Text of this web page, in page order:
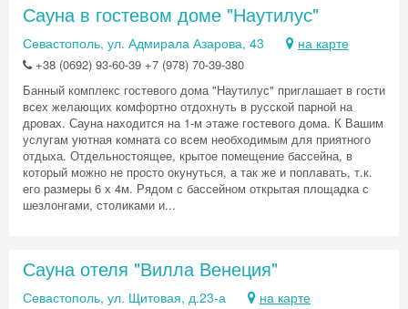
Сауна в гостевом доме "Наутилус"
Севастополь, ул. Адмирала Азарова, 43 на карте
+38 (0692) 93-60-39 +7 (978) 70-39-380
Банный комплекс гостевого дома "Наутилус" приглашает в гости
всех желающих комфортно отдохнуть в русской парной на
дровах. Сауна находится на 1-м этаже гостевого дома. К Вашим
услугам уютная комната со всем необходимым для приятного
отдыха. Отдельностоящее, крытое помещение бассейна, в
который можно не просто окунуться, а так же и поплавать, т.к.
его размеры 6 х 4м. Рядом с бассейном открытая площадка с
шезлонгами, столиками и...
Сауна отеля "Вилла Венеция"
Севастополь, ул. Щитовая, д.23-а на карте